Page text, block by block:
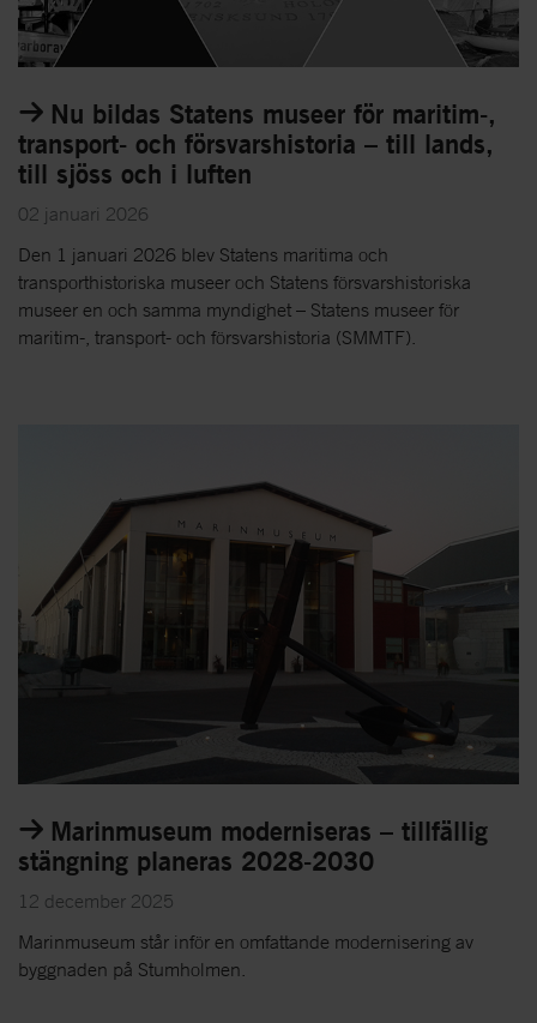
Nu bildas Statens museer för maritim-,
transport- och försvarshistoria – till lands,
till sjöss och i luften
02 januari 2026
Den 1 januari 2026 blev Statens maritima och
transporthistoriska museer och Statens försvarshistoriska
museer en och samma myndighet – Statens museer för
maritim-, transport- och försvarshistoria (SMMTF).
Marinmuseum moderniseras – tillfällig
stängning planeras 2028-2030
12 december 2025
Marinmuseum står inför en omfattande modernisering av
byggnaden på Stumholmen.